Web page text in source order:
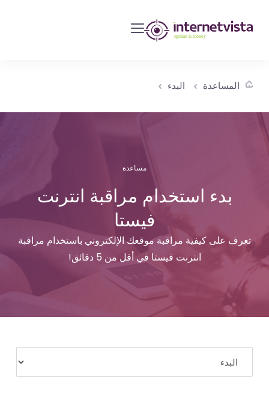
مراقبة
-
مراقبة
مواقع
طول
التشغيل
هو
المال
المساعدة البدء
مساعدة
بدء استخدام مراقبة انترنت
فيستا
تعرف على كيفية مراقبة موقعك الإلكتروني باستخدام مراقبة
انترنت فيستا في أقل من 5 دقائق!